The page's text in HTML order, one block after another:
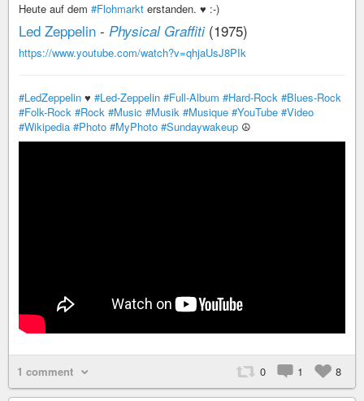
Heute auf dem #Flohmarkt erstanden. ♥ :-)
Led Zeppelin - Physical Graffiti(1975)
https://www.youtube.com/watch?v=qhjaUsJ8PIk
#LedZeppelin ♥ #Led-Zeppelin #Full-Album #Hard-Rock #Blues-Rock
#Folk-Rock #Rock #Music #Musik #Musique #YouTube #Video
#Wikipedia #Photo #MyPhoto #Sundaywakeup ☮️
1 comment 0 1 8